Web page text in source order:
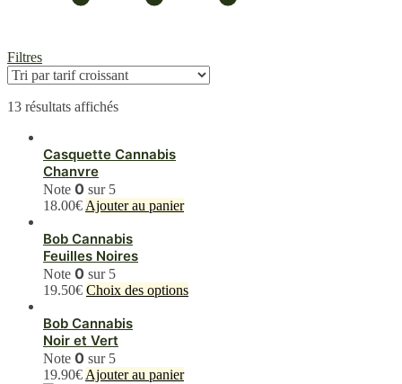
Filtres
13 résultats affichés
Casquette Cannabis
Chanvre
Note 0 sur 5
18.00€Ajouter au panier
Bob Cannabis
Feuilles Noires
Note 0 sur 5
19.50€ Choix des optionsCe
Bob Cannabis
Noir et Vert
Note 0 sur 5
19.90€Ajouter au panier